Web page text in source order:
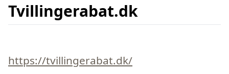
Tvillingerabat.dk
https://tvillingerabat.dk/